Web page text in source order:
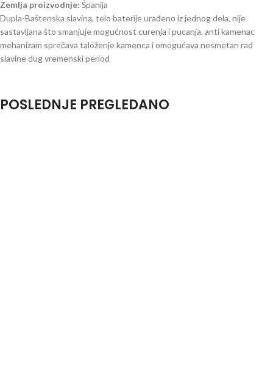
Zemlja proizvodnje: Španija
Dupla-Baštenska slavina, telo baterije urađeno iz jednog dela, nije
sastavljana što smanjuje mogućnost curenja i pucanja, anti kamenac
mehanizam sprečava taloženje kamenca i omogućava nesmetan rad
slavine dug vremenski period
POSLEDNJE PREGLEDANO